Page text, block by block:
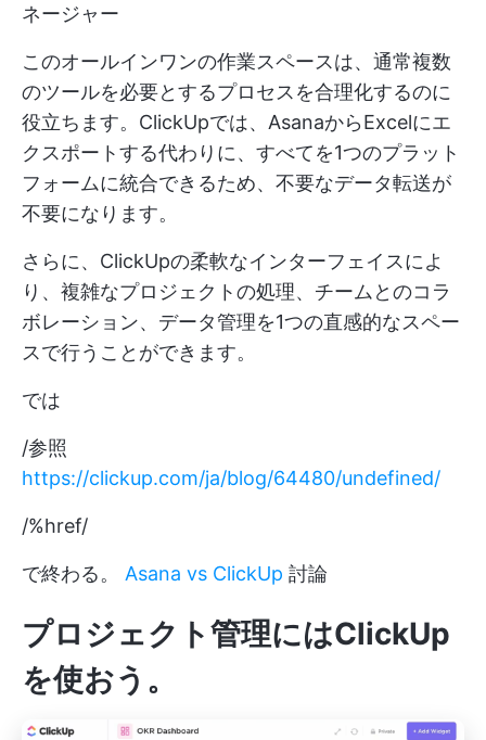
ネージャー
このオールインワンの作業スペースは、通常複数
のツールを必要とするプロセスを合理化するのに
役立ちます。ClickUpでは、AsanaからExcelにエ
クスポートする代わりに、すべてを1つのプラット
フォームに統合できるため、不要なデータ転送が
不要になります。
さらに、ClickUpの柔軟なインターフェイスによ
り、複雑なプロジェクトの処理、チームとのコラ
ボレーション、データ管理を1つの直感的なスペー
スで行うことができます。
では
/参照
https://clickup.com/ja/blog/64480/undefined/
/%href/
で終わる。 Asana vs ClickUp 討論
プロジェクト管理にはClickUp
を使おう。